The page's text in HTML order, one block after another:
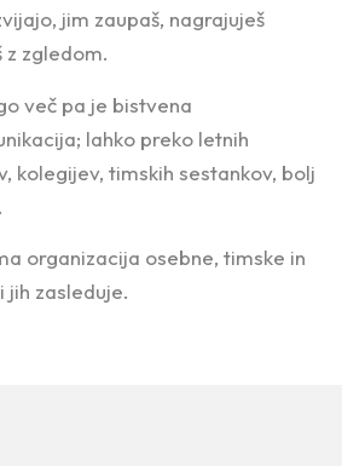
jim zaupaš, nagrajuješ
z zgledom.
več pa je bistvena
lahko preko letnih
kolegijev, timskih sestankov, bolj
organizacija osebne, timske in
jih zasleduje.